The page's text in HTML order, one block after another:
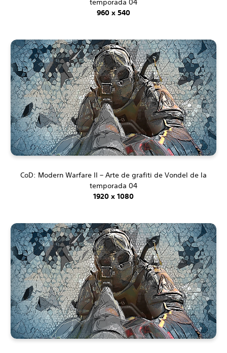
temporada 04
960 x 540
CoD: Modern Warfare II – Arte de grafiti de Vondel de la
temporada 04
1920 x 1080